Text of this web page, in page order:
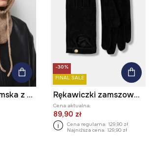
Kominiarka damska z dodatkiem wełny
-30%
FINAL SALE
Rękawiczki zamszowe damskie z fakturą
Cena aktualna:
89,90 zł
Cena regularna: 129,90 zł
Najniższa cena: 129,90 zł